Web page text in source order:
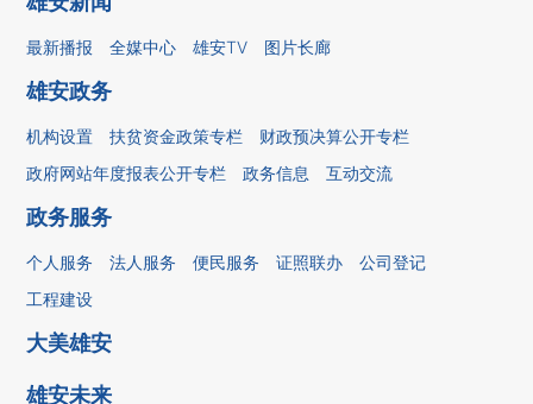
最新播报 全媒中心 雄安TV 图片长廊
雄安政务
机构设置 扶贫资金政策专栏
财政预决算公开专栏
政府网站年度报表公开专栏
政务信息 互动交流
政务服务
个人服务 法人服务 便民服务 证照联办
公司登记
工程建设
大美雄安
雄安未来